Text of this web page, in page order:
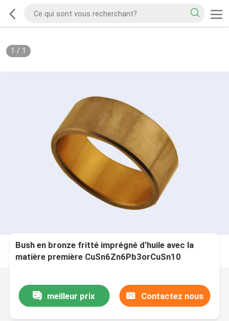
1 / 1
Bush en bronze fritté imprégné d'huile avec la
matière première CuSn6Zn6Pb3orCuSn10
meilleur prix Contactez nous